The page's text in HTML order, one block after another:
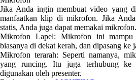
Jika Anda ingin membuat video yang
manfaatkan klip di mikrofon. Jika
statis, Anda juga dapat memakai mikrofon.
Mikrofon Lapel: Mikrofon ini mampu
biasanya di dekat kerah, dan dipasang ke
Mikrofon terarah: Seperti namanya,
yang runcing. Itu juga terhubung ke
digunakan oleh presenter.